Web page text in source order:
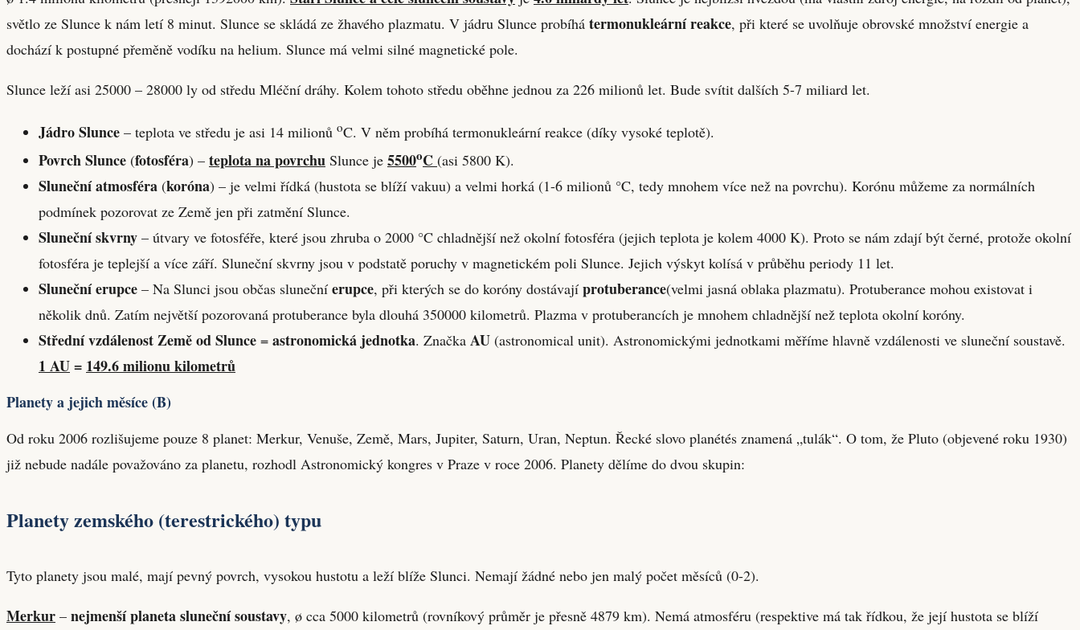
světlo ze Slunce k nám letí 8 minut. Slunce se skládá ze žhavého plazmatu. V jádru Slunce probíhá termonukleární reakce, při které se uvolňuje obrovské množství energie a
dochází k postupné přeměně vodíku na helium. Slunce má velmi silné magnetické pole.
Slunce leží asi 25000 – 28000 ly od středu Mléční dráhy. Kolem tohoto středu oběhne jednou za 226 milionů let. Bude svítit dalších 5-7 miliard let.
Jádro Slunce – teplota ve středu je asi 14 milionů oC. V něm probíhá termonukleární reakce (díky vysoké teplotě).
Povrch Slunce (fotosféra) – teplota na povrchu Slunce je 5500oC (asi 5800 K).
Sluneční atmosféra (koróna) – je velmi řídká (hustota se blíží vakuu) a velmi horká (1-6 milionů °C, tedy mnohem více než na povrchu). Korónu můžeme za normálních
podmínek pozorovat ze Země jen při zatmění Slunce.
Sluneční skvrny – útvary ve fotosféře, které jsou zhruba o 2000 °C chladnější než okolní fotosféra (jejich teplota je kolem 4000 K). Proto se nám zdají být černé, protože okolní
fotosféra je teplejší a více září. Sluneční skvrny jsou v podstatě poruchy v magnetickém poli Slunce. Jejich výskyt kolísá v průběhu periody 11 let.
Sluneční erupce – Na Slunci jsou občas sluneční erupce, při kterých se do koróny dostávají protuberance(velmi jasná oblaka plazmatu). Protuberance mohou existovat i
několik dnů. Zatím největší pozorovaná protuberance byla dlouhá 350000 kilometrů. Plazma v protuberancích je mnohem chladnější než teplota okolní koróny.
Střední vzdálenost Země od Slunce = astronomická jednotka. Značka AU (astronomical unit). Astronomickými jednotkami měříme hlavně vzdálenosti ve sluneční soustavě.
1 AU= 149.6 milionu kilometrů
Planety a jejich měsíce (B)
Od roku 2006 rozlišujeme pouze 8 planet: Merkur, Venuše, Země, Mars, Jupiter, Saturn, Uran, Neptun. Řecké slovo planétés znamená „tulák“. O tom, že Pluto (objevené roku 1930)
již nebude nadále považováno za planetu, rozhodl Astronomický kongres v Praze v roce 2006. Planety dělíme do dvou skupin:
Planety zemského (terestrického) typu
Tyto planety jsou malé, mají pevný povrch, vysokou hustotu a leží blíže Slunci. Nemají žádné nebo jen malý počet měsíců (0-2).
Merkur – nejmenší planeta sluneční soustavy, ø cca 5000 kilometrů (rovníkový průměr je přesně 4879 km). Nemá atmosféru (respektive má tak řídkou, že její hustota se blíží